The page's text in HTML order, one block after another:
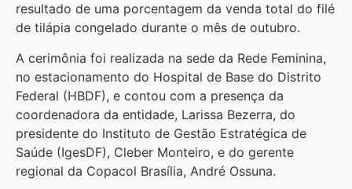
resultado de uma porcentagem da venda total do filé
de tilápia congelado durante o mês de outubro.
A cerimônia foi realizada na sede da Rede Feminina,
no estacionamento do Hospital de Base do Distrito
Federal (HBDF), e contou com a presença da
coordenadora da entidade, Larissa Bezerra, do
presidente do Instituto de Gestão Estratégica de
Saúde (IgesDF), Cleber Monteiro, e do gerente
regional da Copacol Brasília, André Ossuna.